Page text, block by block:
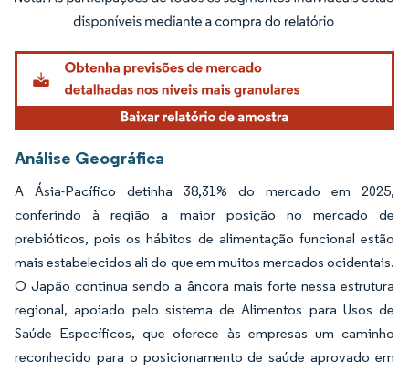
Imagem © Mordor Intelligence. O reuso requer atribuição conforme CC BY 4.0.
Análise Geográfica
A Ásia-Pacífico detinha 38,31% do mercado em 2025,
conferindo à região a maior posição no mercado de
prebióticos, pois os hábitos de alimentação funcional estão
mais estabelecidos ali do que em muitos mercados ocidentais.
O Japão continua sendo a âncora mais forte nessa estrutura
regional, apoiado pelo sistema de Alimentos para Usos de
Saúde Específicos, que oferece às empresas um caminho
reconhecido para o posicionamento de saúde aprovado em